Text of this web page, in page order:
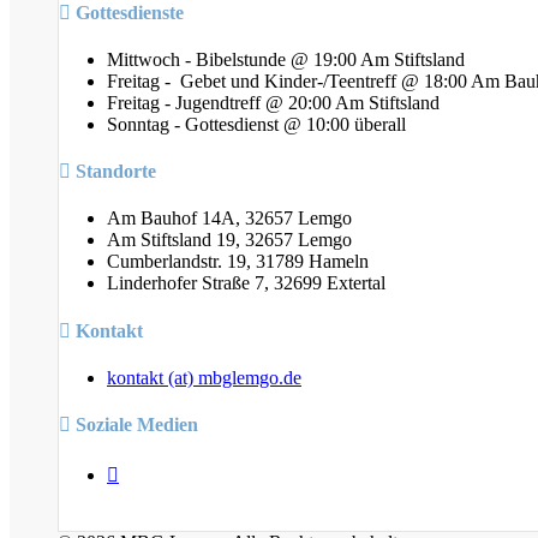
Gottesdienste
Mittwoch - Bibelstunde @ 19:00 Am Stiftsland
Freitag - Gebet und Kinder-/Teentreff @ 18:00 Am
Freitag - Jugendtreff @ 20:00 Am Stiftsland
Sonntag - Gottesdienst @ 10:00 überall
Standorte
Am Bauhof 14A, 32657 Lemgo
Am Stiftsland 19, 32657 Lemgo
Cumberlandstr. 19, 31789 Hameln
Linderhofer Straße 7, 32699 Extertal
Kontakt
kontakt (at) mbglemgo.de
Soziale Medien